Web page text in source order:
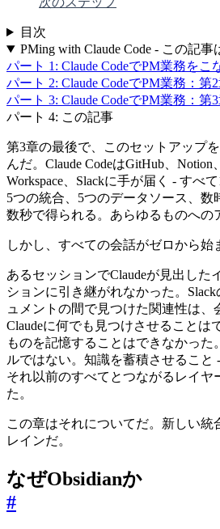
目次
PMing with Claude Code - この記
パート 1: Claude CodeでPM業務をこ
パート 2: Claude CodeでPM業務：第
パート 3: Claude CodeでPM業務：第
パート 4: この記事
第3章の最後で、このセットアップ
んだ。Claude CodeはGitHub、Notion
Workspace、Slackに手が届く - すべ
5つの統合、5つのデータソース、数
数秒で得られる。あらゆるものへの
しかし、すべての会話がゼロから始
あるセッションでClaudeが見出した
ションに引き継がれなかった。
ュメントの間で見つけた関連性は、
Claudeに何でも見つけさせることは
ものを記憶することはできなかった
ルではない。知識を蓄積させること
それ以前のすべてとつながるレイヤ
た。
この章はそれについてだ。新しい統
レインだ。
なぜObsidianか
#